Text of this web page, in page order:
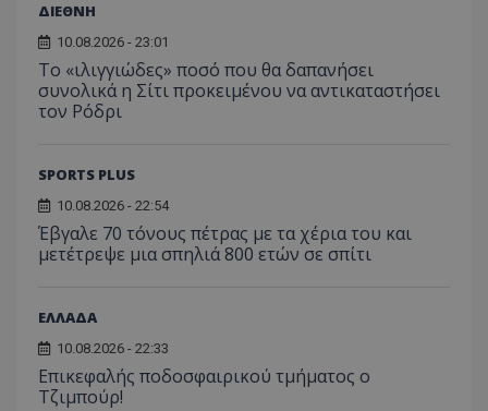
ΔΙΕΘΝΗ
10.08.2026 - 23:01
Το «ιλιγγιώδες» ποσό που θα δαπανήσει
συνολικά η Σίτι προκειμένου να αντικαταστήσει
τον Ρόδρι
SPORTS PLUS
10.08.2026 - 22:54
Έβγαλε 70 τόνους πέτρας με τα χέρια του και
μετέτρεψε μια σπηλιά 800 ετών σε σπίτι
ΕΛΛΑΔΑ
10.08.2026 - 22:33
Επικεφαλής ποδοσφαιρικού τμήματος ο
Τζιμπούρ!